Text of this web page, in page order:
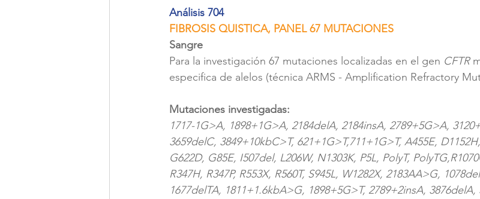
Análisis 704
FIBROSIS QUISTICA, PANEL 67 MUTACIONES
Sangre
Para la investigación 67 mutaciones localizadas en el gen CFTR
especifica de alelos (técnica ARMS - Amplification Refractory
Mutaciones investigadas:
1717-1G>A, 1898+1G>A, 2184delA, 2184insA, 2789+5G>A,
3659delC, 3849+10kbC>T, 621+1G>T,711+1G>T, A455E,
G622D, G85E, I507del, L206W, N1303K, P5L, PolyT,
R347H, R347P, R553X, R560T, S945L, W1282X, 2183AA>G,
1677delTA, 1811+1.6kbA>G, 1898+5G>T, 2789+2insA, 3876delA,